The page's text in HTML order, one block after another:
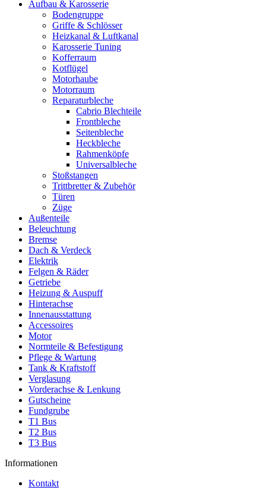
Aufbau & Karosserie
Bodengruppe
Griffe & Schlösser
Heizkanal & Luftkanal
Karosserie Tuning
Kofferraum
Kotflügel
Motorhaube
Motorraum
Reparaturbleche
Cabrio Blechteile
Frontbleche
Seitenbleche
Heckbleche
Rahmenköpfe
Universalbleche
Stoßstangen
Trittbretter & Zubehör
Türen
Züge
Außenteile
Beleuchtung
Bremse
Dach & Verdeck
Elektrik
Felgen & Räder
Getriebe
Heizung & Auspuff
Hinterachse
Innenausstattung
Accessoires
Motor
Normteile & Befestigung
Pflege & Wartung
Tank & Kraftstoff
Verglasung
Vorderachse & Lenkung
Gutscheine
Fundgrube
T1 Bus
T2 Bus
T3 Bus
Informationen
Kontakt